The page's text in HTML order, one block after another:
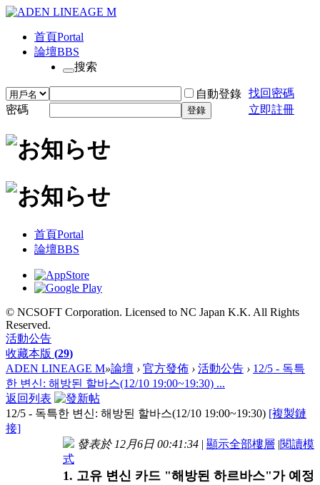
首頁Portal
論壇BBS
搜索
自動登錄 找回密碼
密碼
登錄 立即註冊
首頁Portal
論壇BBS
© NCSOFT Corporation. Licensed to NC Japan K.K. All Rights
Reserved.
活動公告
收藏本版 (29)
ADEN LINEAGE M»論壇 › 官方發佈 › 活動公告 › 12/5 - 독특
한 변신: 해방된 할바스(12/10 19:00~19:30) ...
返回列表
12/5 - 독특한 변신: 해방된 할바스(12/10 19:00~19:30) [複製鏈
接]
發表於 12月6日 00:41:34 | 顯示全部樓層 |閱讀模
式
1. 고유 변신 카드 "해방된 하르바스"가 예정